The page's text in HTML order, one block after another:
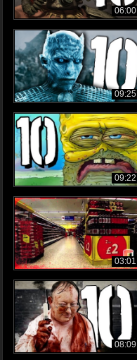
06:00
09:25
09:22
03:01
08:09